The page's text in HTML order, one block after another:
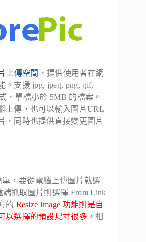
上傳空間 ，提供使用者在網
。支援 jpg, jpeg, png, gif,
，單檔小於 5MB 的檔案。
上傳，也可以輸入圖片URL
，同時也提供直接變更圖片
單，要從電腦上傳圖片就選
端抓取圖片則選擇 From Link
的 Resize Image 功能則是自
以選擇的預設尺寸很多 ，相